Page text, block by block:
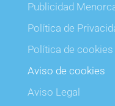
Publicidad
Política de
Política de cookies
Aviso de cookies
Aviso Legal